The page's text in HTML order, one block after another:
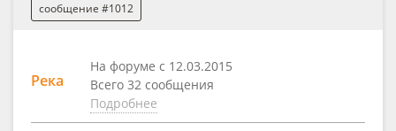
сообщение #1012
Река
На форуме с 12.03.2015
Всего 32 сообщения
Подробнее